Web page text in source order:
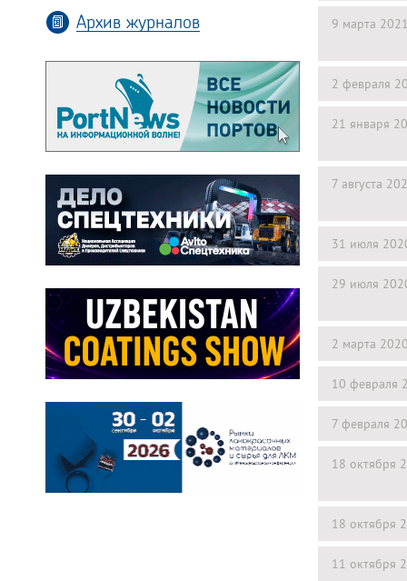
Архив журналов
9 марта
2 февраля
21 января
7 августа
31 июля
29 июля
2 марта
10 февраля
7 февраля
18 октября
18 октября
11 октября